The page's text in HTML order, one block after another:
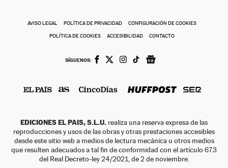
AVISO LEGAL POLÍTICA DE PRIVACIDAD CONFIGURACIÓN DE COOKIES
POLÍTICA DE COOKIES ACCESIBILIDAD CONTACTO
SÍGUENOS:
EDICIONES EL PAIS, S.L.U. realiza una reserva expresa de las
reproducciones y usos de las obras y otras prestaciones accesibles
desde este sitio web a medios de lectura mecánica u otros medios
que resulten adecuados a tal fin de conformidad con el artículo 67.3
del Real Decreto-ley 24/2021, de 2 de noviembre.